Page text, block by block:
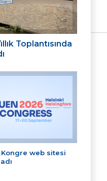
Toplantısında
Kongre web sitesi